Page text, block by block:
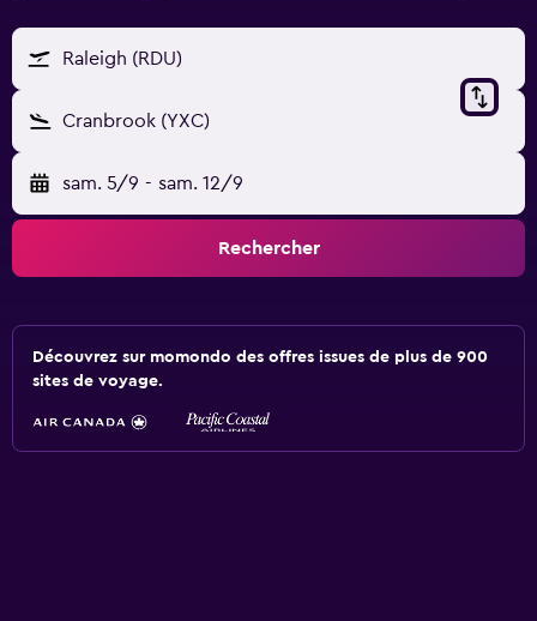
Raleigh (RDU)
Cranbrook (YXC)
sam. 5/9 - sam. 12/9
Rechercher
Découvrez sur momondo des offres issues de plus de 900
sites de voyage.